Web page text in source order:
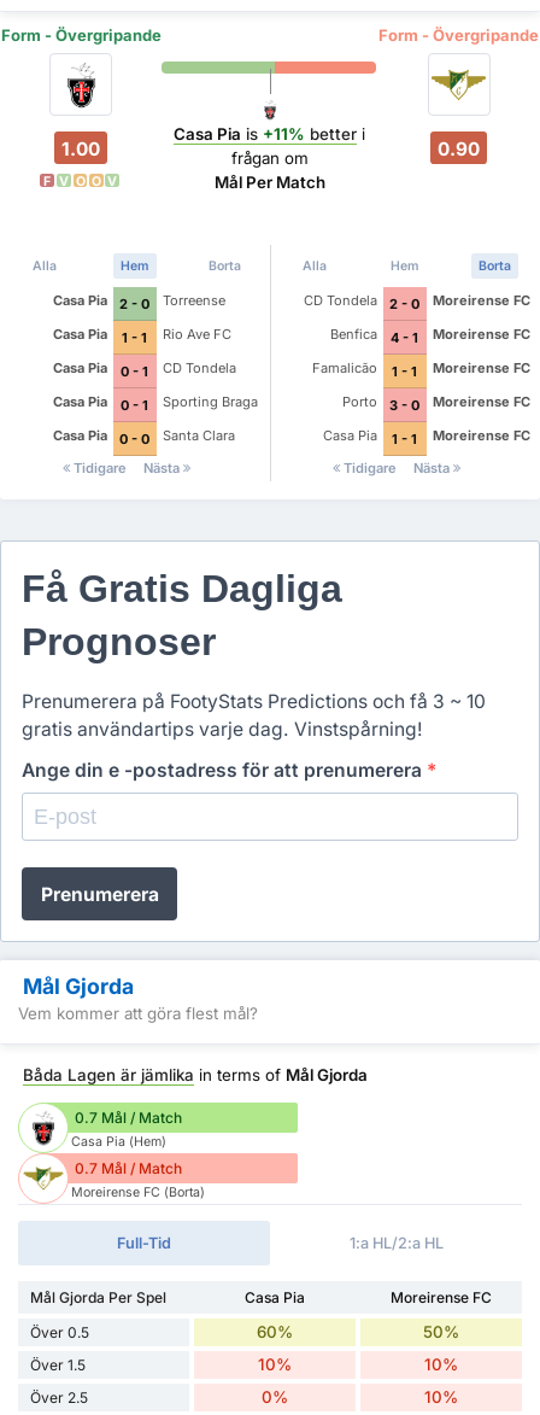
Form - Övergripande Form - Övergripande
1.00
F V O O V
Casa Pia is +11% better i
frågan om
Mål Per Match
0.90
Alla Hem Borta
Casa Pia 2 - 0
Torreense
Casa Pia
1 - 1
Rio Ave FC
Casa Pia
0 - 1
CD Tondela
Casa Pia
0 - 1
Sporting Braga
Casa Pia
0 - 0
Santa Clara
Tidigare
Nästa
Alla Hem Borta
CD Tondela 2 - 0
Moreirense FC
Benfica
4 - 1
Moreirense FC
Famalicão
1 - 1
Moreirense FC
Porto
3 - 0
Moreirense FC
Casa Pia
1 - 1
Moreirense FC
Tidigare
Nästa
Få Gratis Dagliga
Prognoser
Prenumerera på FootyStats Predictions och få 3 ~ 10
gratis användartips varje dag. Vinstspårning!
Ange din e -postadress för att prenumerera *
Prenumerera
Mål Gjorda
Vem kommer att göra flest mål?
Båda Lagen är jämlika in terms of Mål Gjorda
0.7 Mål / Match
Casa Pia (Hem)
0.7 Mål / Match
Moreirense FC (Borta)
Full-Tid 1:a HL/2:a HL
Mål Gjorda Per Spel Casa Pia
Moreirense FC
Över 0.5
60% 50%
Över 1.5 10% 10%
Över 2.5 0% 10%